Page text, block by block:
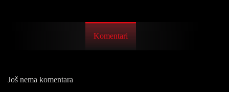
Komentari
Još nema komentara